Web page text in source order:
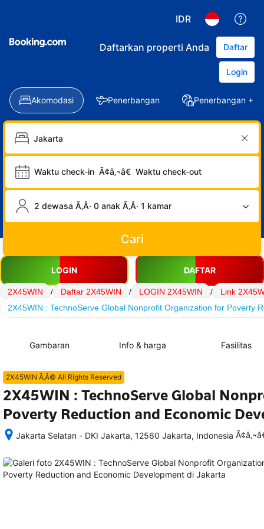
IDR
Daftarkan properti Anda Daftar
Login
Akomodasi Penerbangan Penerbangan +
Waktu check-in Ã¢â‚¬â€ Waktu check-out
2 dewasa Ã‚Â· 0 anak Ã‚Â· 1 kamar
Cari
LOGIN DAFTAR
2X45WIN / Daftar 2X45WIN / LOGIN 2X45WIN /
Link
2X45WIN : TechnoServe Global Nonprofit Organization for Poverty
Gambaran Info & harga Fasilitas
2X45WIN Ã‚Â© All Rights Reserved
2X45WIN : TechnoServe Global
Poverty Reduction and Economic
Jakarta Selatan - DKI Jakarta, 12560 Jakarta, Indonesia
memesan,
semua
rincian